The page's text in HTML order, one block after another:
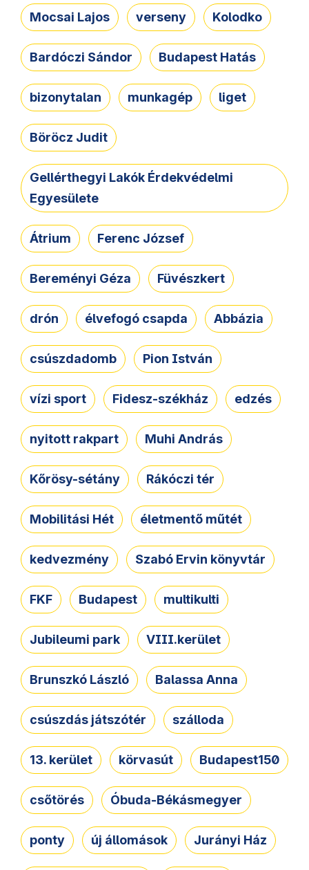
Mocsai Lajos verseny Kolodko
Bardóczi Sándor Budapest Hatás
bizonytalan munkagép liget
Böröcz Judit
Gellérthegyi Lakók Érdekvédelmi
Egyesülete
Átrium Ferenc József
Bereményi Géza Füvészkert
drón élvefogó csapda Abbázia
csúszdadomb Pion István
vízi sport Fidesz-székház edzés
nyitott rakpart Muhi András
Kőrösy-sétány Rákóczi tér
Mobilitási Hét életmentő műtét
kedvezmény Szabó Ervin könyvtár
FKF Budapest multikulti
Jubileumi park VIII.kerület
Brunszkó László Balassa Anna
csúszdás játszótér szálloda
13. kerület körvasút Budapest150
csőtörés Óbuda-Békásmegyer
ponty új állomások Jurányi Ház